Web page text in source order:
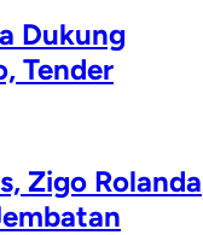
Dukung
Tender
Zigo Rolanda